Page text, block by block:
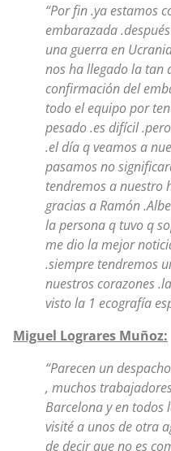
“Por fin .ya estamos
embarazada
una guerra en
nos ha llegado la tan
confirmación del
todo el equipo por
pesado .es difícil
.el día q veamos a
pasamos no
tendremos a nuestro
gracias a Ramón
la persona q tuvo q
me dio la mejor
.siempre tendremos
nuestros corazones
visto la 1 ecografía
Miguel Lograres Muñoz:
“Parecen un
, muchos
Barcelona y en todos
visité a unos de otra
de decir que no es